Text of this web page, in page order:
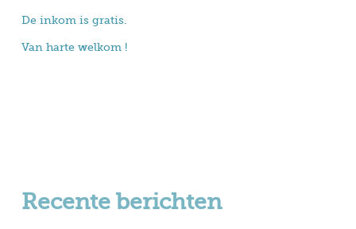
De inkom is gratis.
Van harte welkom !
Recente berichten